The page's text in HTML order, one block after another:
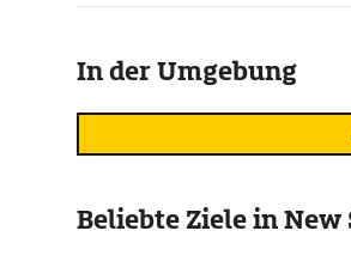
In der Umgebung
Beliebte Ziele in New